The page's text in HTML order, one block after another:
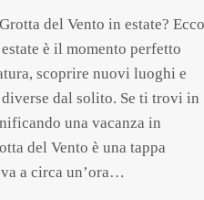
del Vento in estate? Ecco
è il momento perfetto
scoprire nuovi luoghi e
dal solito. Se ti trovi in
una vacanza in
del Vento è una tappa
a circa un’ora…